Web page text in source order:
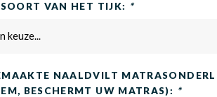
VAN HET TIJK: *
keuze...
NAALDVILT
BESCHERMT UW MATRAS): *